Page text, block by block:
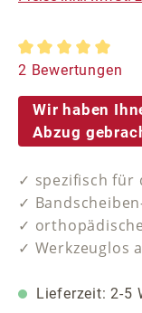
Durchschnittliche
2 Bewertungen
Wir haben
Abzug
✓ spezifisch für
✓
✓
✓ Werkzeuglos
Lieferzeit: 2-5